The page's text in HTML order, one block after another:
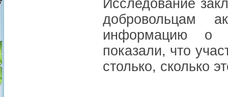
Исследование
добровольцам
информацию о
показали, что
столько, сколько